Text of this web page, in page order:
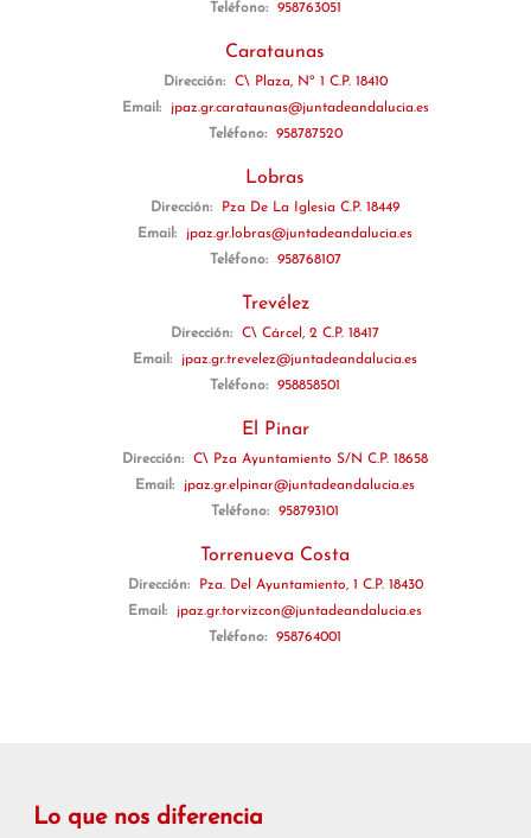
Teléfono:
958763051
Carataunas
Dirección:
C\ Plaza, Nº 1 C.P. 18410
Email:
jpaz.gr.carataunas@juntadeandalucia.es
Teléfono:
958787520
Lobras
Dirección:
Pza De La Iglesia C.P. 18449
Email:
jpaz.gr.lobras@juntadeandalucia.es
Teléfono:
958768107
Trevélez
Dirección:
C\ Cárcel, 2 C.P. 18417
Email:
jpaz.gr.trevelez@juntadeandalucia.es
Teléfono:
958858501
El Pinar
Dirección:
C\ Pza Ayuntamiento S/N C.P. 18658
Email:
jpaz.gr.elpinar@juntadeandalucia.es
Teléfono:
958793101
Torrenueva Costa
Dirección:
Pza. Del Ayuntamiento, 1 C.P. 18430
Email:
jpaz.gr.torvizcon@juntadeandalucia.es
Teléfono:
958764001
Lo que nos diferencia